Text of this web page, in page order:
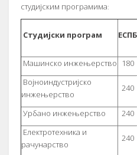
студијским програмима:
Студијски програм ЕСПБ
Машинско инжењерство
180
Војноиндустријско
инжењерство
240
Урбано инжењерство 240
Електротехника и
рачунарство
240